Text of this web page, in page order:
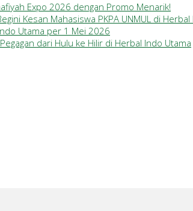
Expo 2026 dengan Promo Menarik!
Kesan Mahasiswa PKPA UNMUL di
Utama per 1 Mei 2026
dari Hulu ke Hilir di Herbal Indo Utama